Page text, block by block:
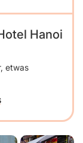
Hanoi
etwas